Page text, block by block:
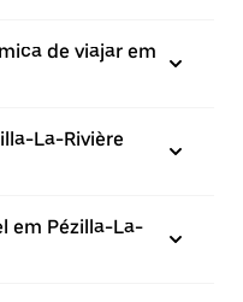
de viajar em
La-Rivière
em Pézilla-La-